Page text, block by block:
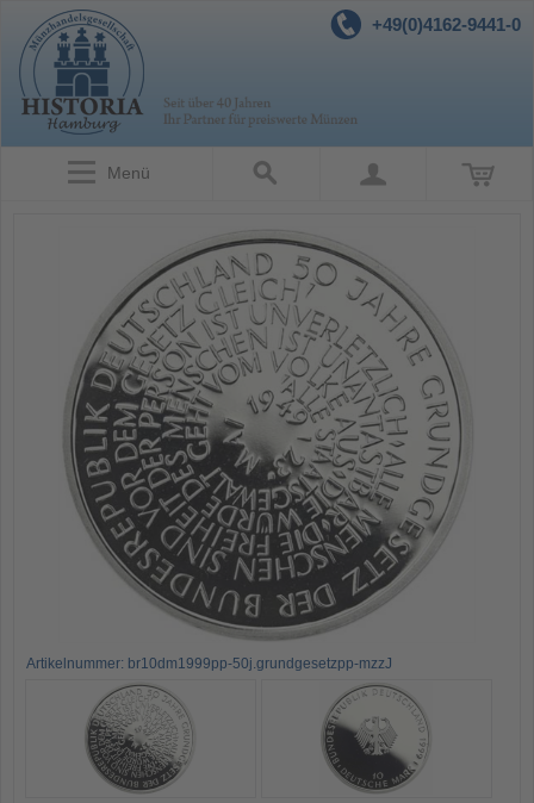
+49(0)4162-9441-0
Menü
Artikelnummer: br10dm1999pp-50j.grundgesetzpp-mzzJ